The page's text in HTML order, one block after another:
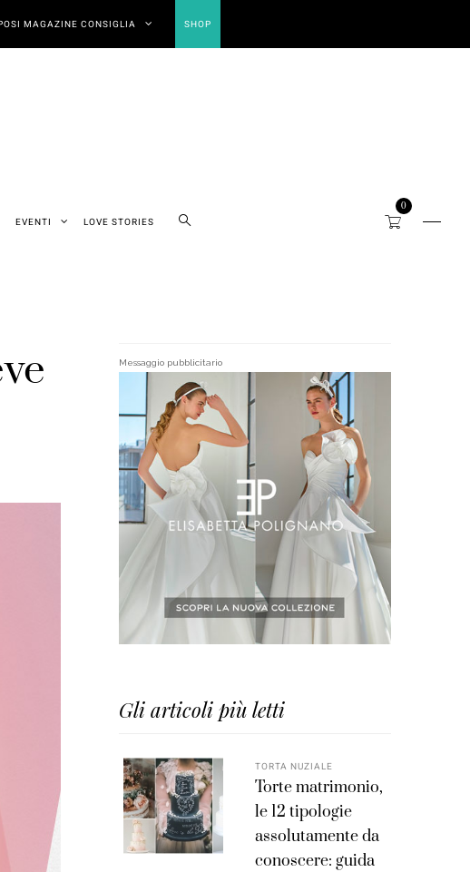
MAGAZINE CONSIGLIA SHOP
EVENTI LOVE STORIES
0
Messaggio pubblicitario
Gli articoli più letti
TORTA NUZIALE
Torte matrimonio,
le 12 tipologie
assolutamente da
conoscere: guida